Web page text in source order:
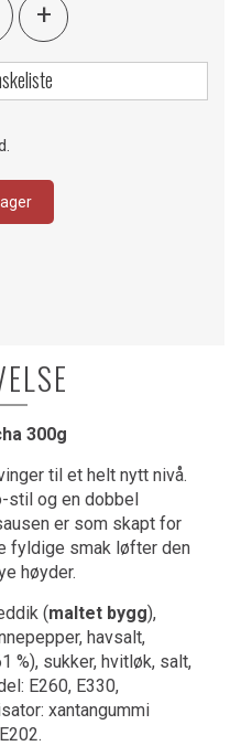
+
300g
til et helt nytt nivå.
stil og en dobbel
er som skapt for
fyldige smak løfter den
høyder.
(maltet bygg),
havsalt,
%), sukker, hvitløk, salt,
E260, E330,
xantangummi